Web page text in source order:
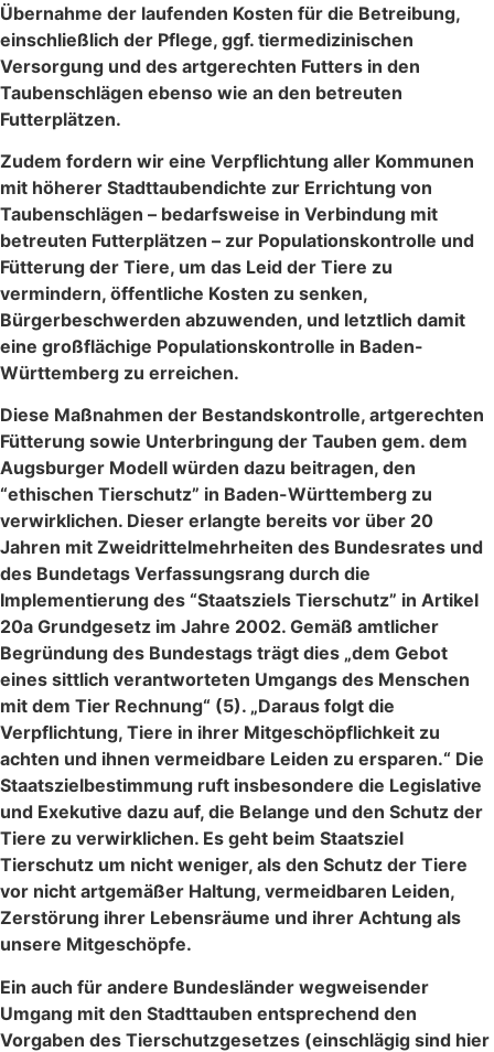
Übernahme der laufenden Kosten für die Betreibung,
einschließlich der Pflege, ggf. tiermedizinischen
Versorgung und des artgerechten Futters in den
Taubenschlägen ebenso wie an den betreuten
Futterplätzen.
Zudem fordern wir eine Verpflichtung aller Kommunen
mit höherer Stadttaubendichte zur Errichtung von
Taubenschlägen – bedarfsweise in Verbindung mit
betreuten Futterplätzen – zur Populationskontrolle und
Fütterung der Tiere, um das Leid der Tiere zu
vermindern, öffentliche Kosten zu senken,
Bürgerbeschwerden abzuwenden, und letztlich damit
eine großflächige Populationskontrolle in Baden-
Württemberg zu erreichen.
Diese Maßnahmen der Bestandskontrolle, artgerechten
Fütterung sowie Unterbringung der Tauben gem. dem
Augsburger Modell würden dazu beitragen, den
“ethischen Tierschutz” in Baden-Württemberg zu
verwirklichen. Dieser erlangte bereits vor über 20
Jahren mit Zweidrittelmehrheiten des Bundesrates und
des Bundetags Verfassungsrang durch die
Implementierung des “Staatsziels Tierschutz” in Artikel
20a Grundgesetz im Jahre 2002. Gemäß amtlicher
Begründung des Bundestags trägt dies „dem Gebot
eines sittlich verantworteten Umgangs des Menschen
mit dem Tier Rechnung“ (5). „Daraus folgt die
Verpflichtung, Tiere in ihrer Mitgeschöpflichkeit zu
achten und ihnen vermeidbare Leiden zu ersparen.“ Die
Staatszielbestimmung ruft insbesondere die Legislative
und Exekutive dazu auf, die Belange und den Schutz der
Tiere zu verwirklichen. Es geht beim Staatsziel
Tierschutz um nicht weniger, als den Schutz der Tiere
vor nicht artgemäßer Haltung, vermeidbaren Leiden,
Zerstörung ihrer Lebensräume und ihrer Achtung als
unsere Mitgeschöpfe.
Ein auch für andere Bundesländer wegweisender
Umgang mit den Stadttauben entsprechend den
Vorgaben des Tierschutzgesetzes (einschlägig sind hier